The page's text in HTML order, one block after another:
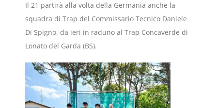
Il 21 partirà alla volta della Germania anche la
squadra di Trap del Commissario Tecnico Daniele
Di Spigno, da ieri in raduno al Trap Concaverde di
Lonato del Garda (BS).